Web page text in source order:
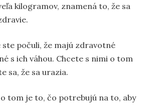
kilogramov, znamená to, že sa
ste počuli, že majú zdravotné
s ich váhou. Chcete s nimi o tom
sa, že sa urazia.
tom je to, čo potrebujú na to, aby